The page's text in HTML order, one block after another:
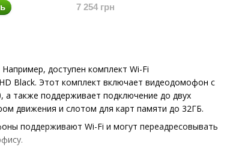
доступен комплект Wi-Fi
Black. Этот комплект включает видеодомофон с
также поддерживает подключение до двух
движения и слотом для карт памяти до 32ГБ​.
поддерживают Wi-Fi и могут переадресовывать
7 254 грн